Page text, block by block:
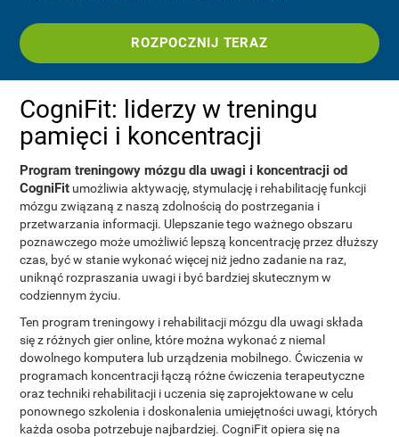
ROZPOCZNIJ TERAZ
CogniFit: liderzy w treningu
pamięci i koncentracji
Program treningowy mózgu dla uwagi i koncentracji od
CogniFit umożliwia aktywację, stymulację i rehabilitację funkcji
mózgu związaną z naszą zdolnością do postrzegania i
przetwarzania informacji. Ulepszanie tego ważnego obszaru
poznawczego może umożliwić lepszą koncentrację przez dłuższy
czas, być w stanie wykonać więcej niż jedno zadanie na raz,
uniknąć rozpraszania uwagi i być bardziej skutecznym w
codziennym życiu.
Ten program treningowy i rehabilitacji mózgu dla uwagi składa
się z różnych gier online, które można wykonać z niemal
dowolnego komputera lub urządzenia mobilnego. Ćwiczenia w
programach koncentracji łączą różne ćwiczenia terapeutyczne
oraz techniki rehabilitacji i uczenia się zaprojektowane w celu
ponownego szkolenia i doskonalenia umiejętności uwagi, których
każda osoba potrzebuje najbardziej. CogniFit opiera się na